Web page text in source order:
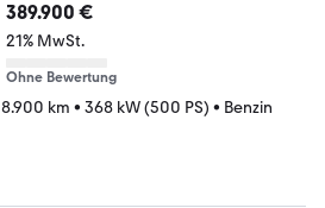
389.900 €
21% MwSt.
Ohne Bewertung
8.900 km • 368 kW (500 PS) • Benzin